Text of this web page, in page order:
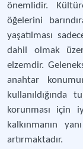
önemlidir.
öğelerini
yaşatılması
dahil olmak
elzemdir.
anahtar
korunması için
kalkınmanın
artırmaktadır.